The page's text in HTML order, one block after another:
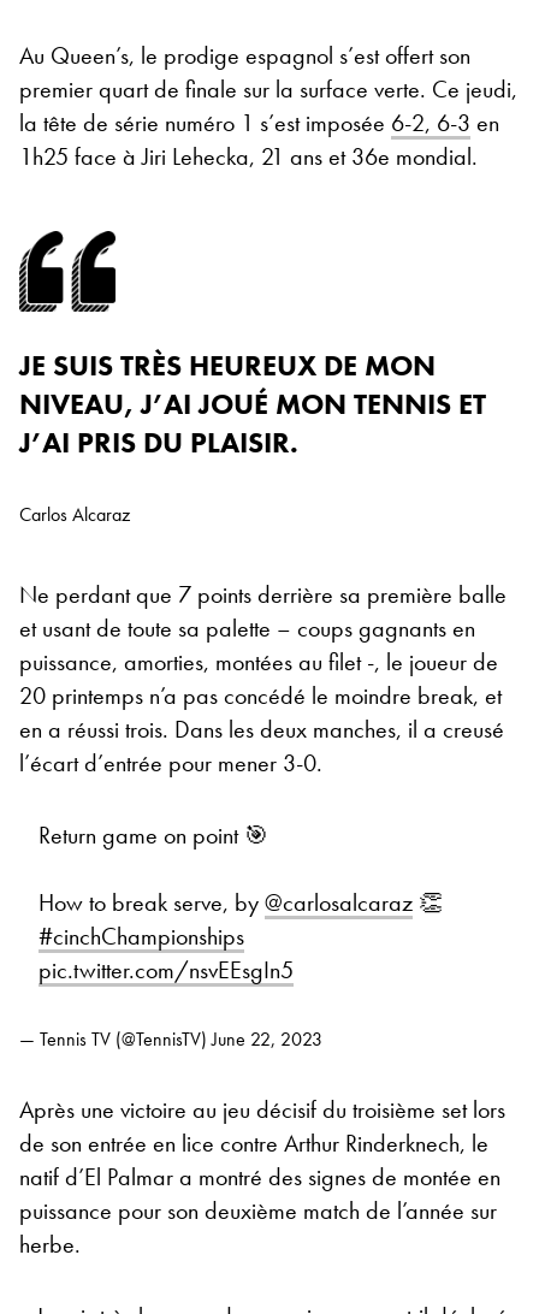
Au Queen’s, le prodige espagnol s’est offert son
premier quart de finale sur la surface verte. Ce jeudi,
la tête de série numéro 1 s’est imposée 6-2, 6-3 en
1h25 face à Jiri Lehecka, 21 ans et 36e mondial.
JE SUIS TRÈS HEUREUX DE MON
NIVEAU, J’AI JOUÉ MON TENNIS ET
J’AI PRIS DU PLAISIR.
Carlos Alcaraz
Ne perdant que 7 points derrière sa première balle
et usant de toute sa palette – coups gagnants en
puissance, amorties, montées au filet -, le joueur de
20 printemps n’a pas concédé le moindre break, et
en a réussi trois. Dans les deux manches, il a creusé
l’écart d’entrée pour mener 3-0.
Return game on point 🎯
How to break serve, by@carlosalcaraz 👏
#cinchChampionships
pic.twitter.com/nsvEEsgIn5
— Tennis TV (@TennisTV)June 22, 2023
Après une victoire au jeu décisif du troisième set lors
de son entrée en lice contre Arthur Rinderknech, le
natif d’El Palmar a montré des signes de montée en
puissance pour son deuxième match de l’année sur
herbe.